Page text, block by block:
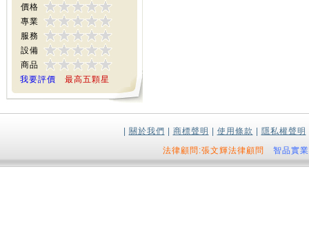
價格
專業
服務
設備
商品
我要評價
最高五顆星
關於我們 商標聲明 使用條款 隱私權聲明
法律顧問:張文輝法律顧問
智品實業